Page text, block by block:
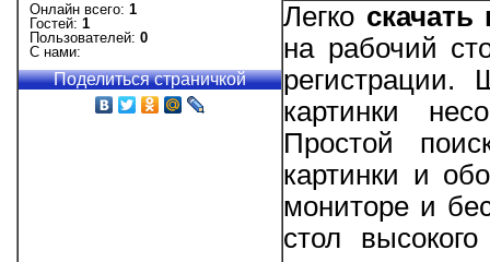
Онлайн всего: 1
Гостей: 1
Пользователей: 0
С нами:
Поделиться страничкой
Легко
на рабочий
картинки
Простой
картинки и
мониторе и
стол